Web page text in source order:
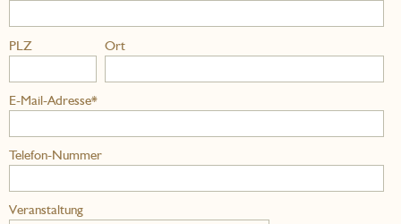
PLZ Ort
E-Mail-Adresse*
Telefon-Nummer
Veranstaltung